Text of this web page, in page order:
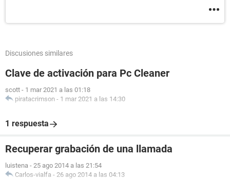
Discusiones similares
Clave de activación para Pc Cleaner
scott - 1 mar 2021 a las 01:18
piratacrimson - 1 mar 2021 a las 14:30
1 respuesta
Recuperar grabación de una llamada
luistena - 25 ago 2014 a las 21:54
Carlos-vialfa - 26 ago 2014 a las 04:13